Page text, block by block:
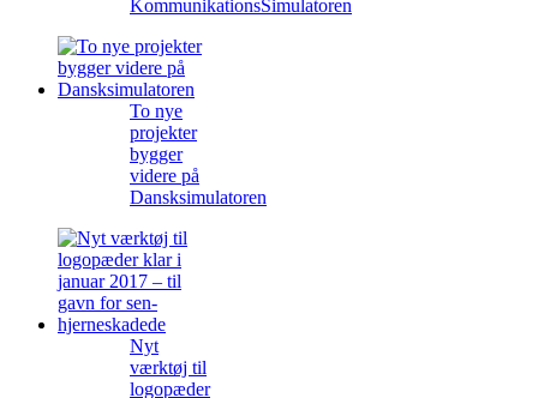
KommunikationsSimulatoren
To nye
projekter
bygger
videre på
Dansksimulatoren
Nyt
værktøj til
logopæder